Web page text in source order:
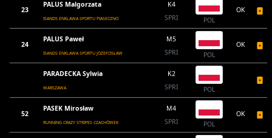
23
PALUS Malgorzata
ISANDS ENKLAWA SPORTU PIASECZNO
K4
SPRI
POL
OK
24
PALUS Paweł
ISANDS ENKLAWA SPORTU JÓZEFOSŁAW
M5
SPRI
POL
OK
PARADECKA Sylwia
WARSZAWA
K2
SPRI
POL
52
PASEK Mirosław
RUNNING CRAZY STRIPES CZACHÓWEK
M4
SPRI
POL
OK